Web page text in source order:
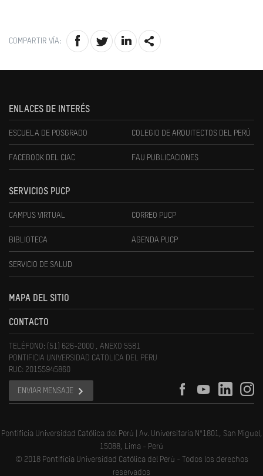
COMPARTIR VÍA:
ENLACES DE INTERÉS
ESCUELA DE POSGRADO COLEGIO DE ARQUITECTOS DEL PERÚ
FACEBOOK DEL CIAC FAU PUBLICACIONES
SERVICIOS PUCP
CAMPUS VIRTUAL CORREO PUCP
BIBLIOTECA AGENDA PUCP
SERVICIO DE SALUD
MAPA DEL SITIO
CONTACTO
TELÉFONO: (51) 626-2000 , ANEXO 5581
PONTIFICIA UNIVERSIDAD CATOLICA DEL PERU
RUC: 20155945860
ENVIAR MENSAJE
Pontificia Universidad Católica del Perú | Av. Universitaria N°1801, San Miguel,
15088, Lima - Perú
© 2018 Pontificia Universidad Católica del Perú - Todos los derechos
reservados